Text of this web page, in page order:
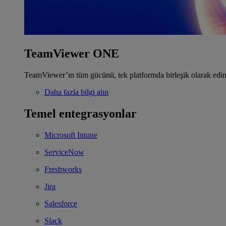
TeamViewer ONE
TeamViewer’ın tüm gücünü, tek platformda birleşik olarak
Daha fazla bilgi alın
Temel entegrasyonlar
Microsoft Intune
ServiceNow
Freshworks
Jira
Salesforce
Slack